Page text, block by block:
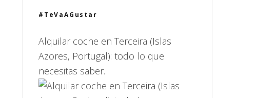
#TeVaAGustar
Alquilar coche en Terceira (Islas
Azores, Portugal): todo lo que
necesitas saber.